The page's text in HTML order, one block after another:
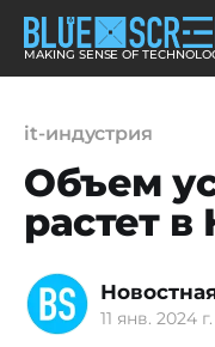
MAKING SENSE OF
it-индустрия
Объем
растет в
11 янв. 2024 г.